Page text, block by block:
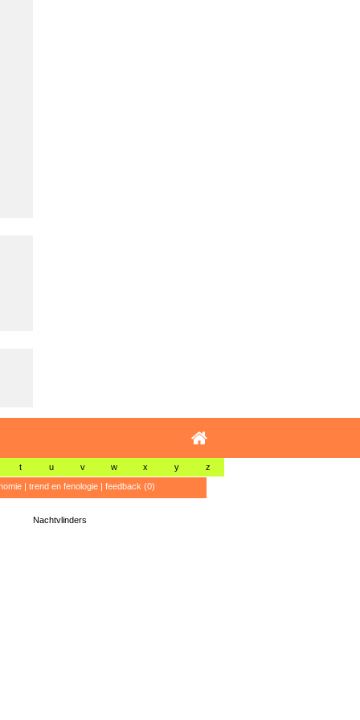
t u v w x y z
| trend en fenologie| feedback (0)
Nachtvlinders